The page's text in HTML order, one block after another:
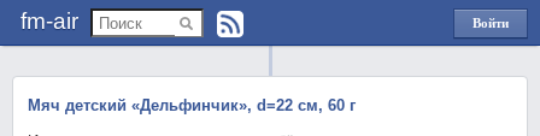
fm-air
Войти
через
Мяч детский «Дельфинчик», d=22 см, 60 г